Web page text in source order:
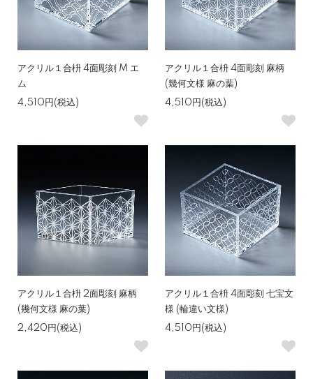
アクリル１合枡 4面彫刻 M エ
ム
4,510円(税込)
アクリル１合枡 4面彫刻 麻柄
(幾何文様 麻の葉)
4,510円(税込)
アクリル１合枡 2面彫刻 麻柄
(幾何文様 麻の葉)
2,420円(税込)
アクリル１合枡 4面彫刻 七宝文
様 (輪違い文様)
4,510円(税込)